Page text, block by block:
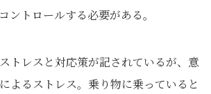
ントロールする必要がある。
トレスと対応策が記されているが、意
よるストレス。乗り物に乗っていると